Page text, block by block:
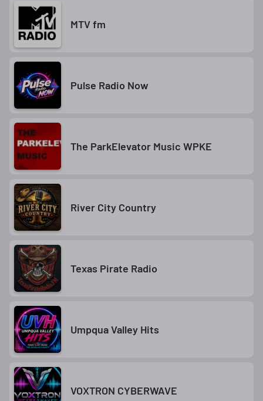
MTV fm
Pulse Radio Now
The ParkElevator Music WPKE
River City Country
Texas Pirate Radio
Umpqua Valley Hits
VOXTRON CYBERWAVE